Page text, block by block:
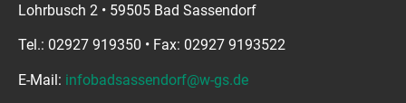
Lohrbusch 2 • 59505 Bad Sassendorf
Tel.: 02927 919350 • Fax: 02927 9193522
E-Mail: infobadsassendorf@w-gs.de